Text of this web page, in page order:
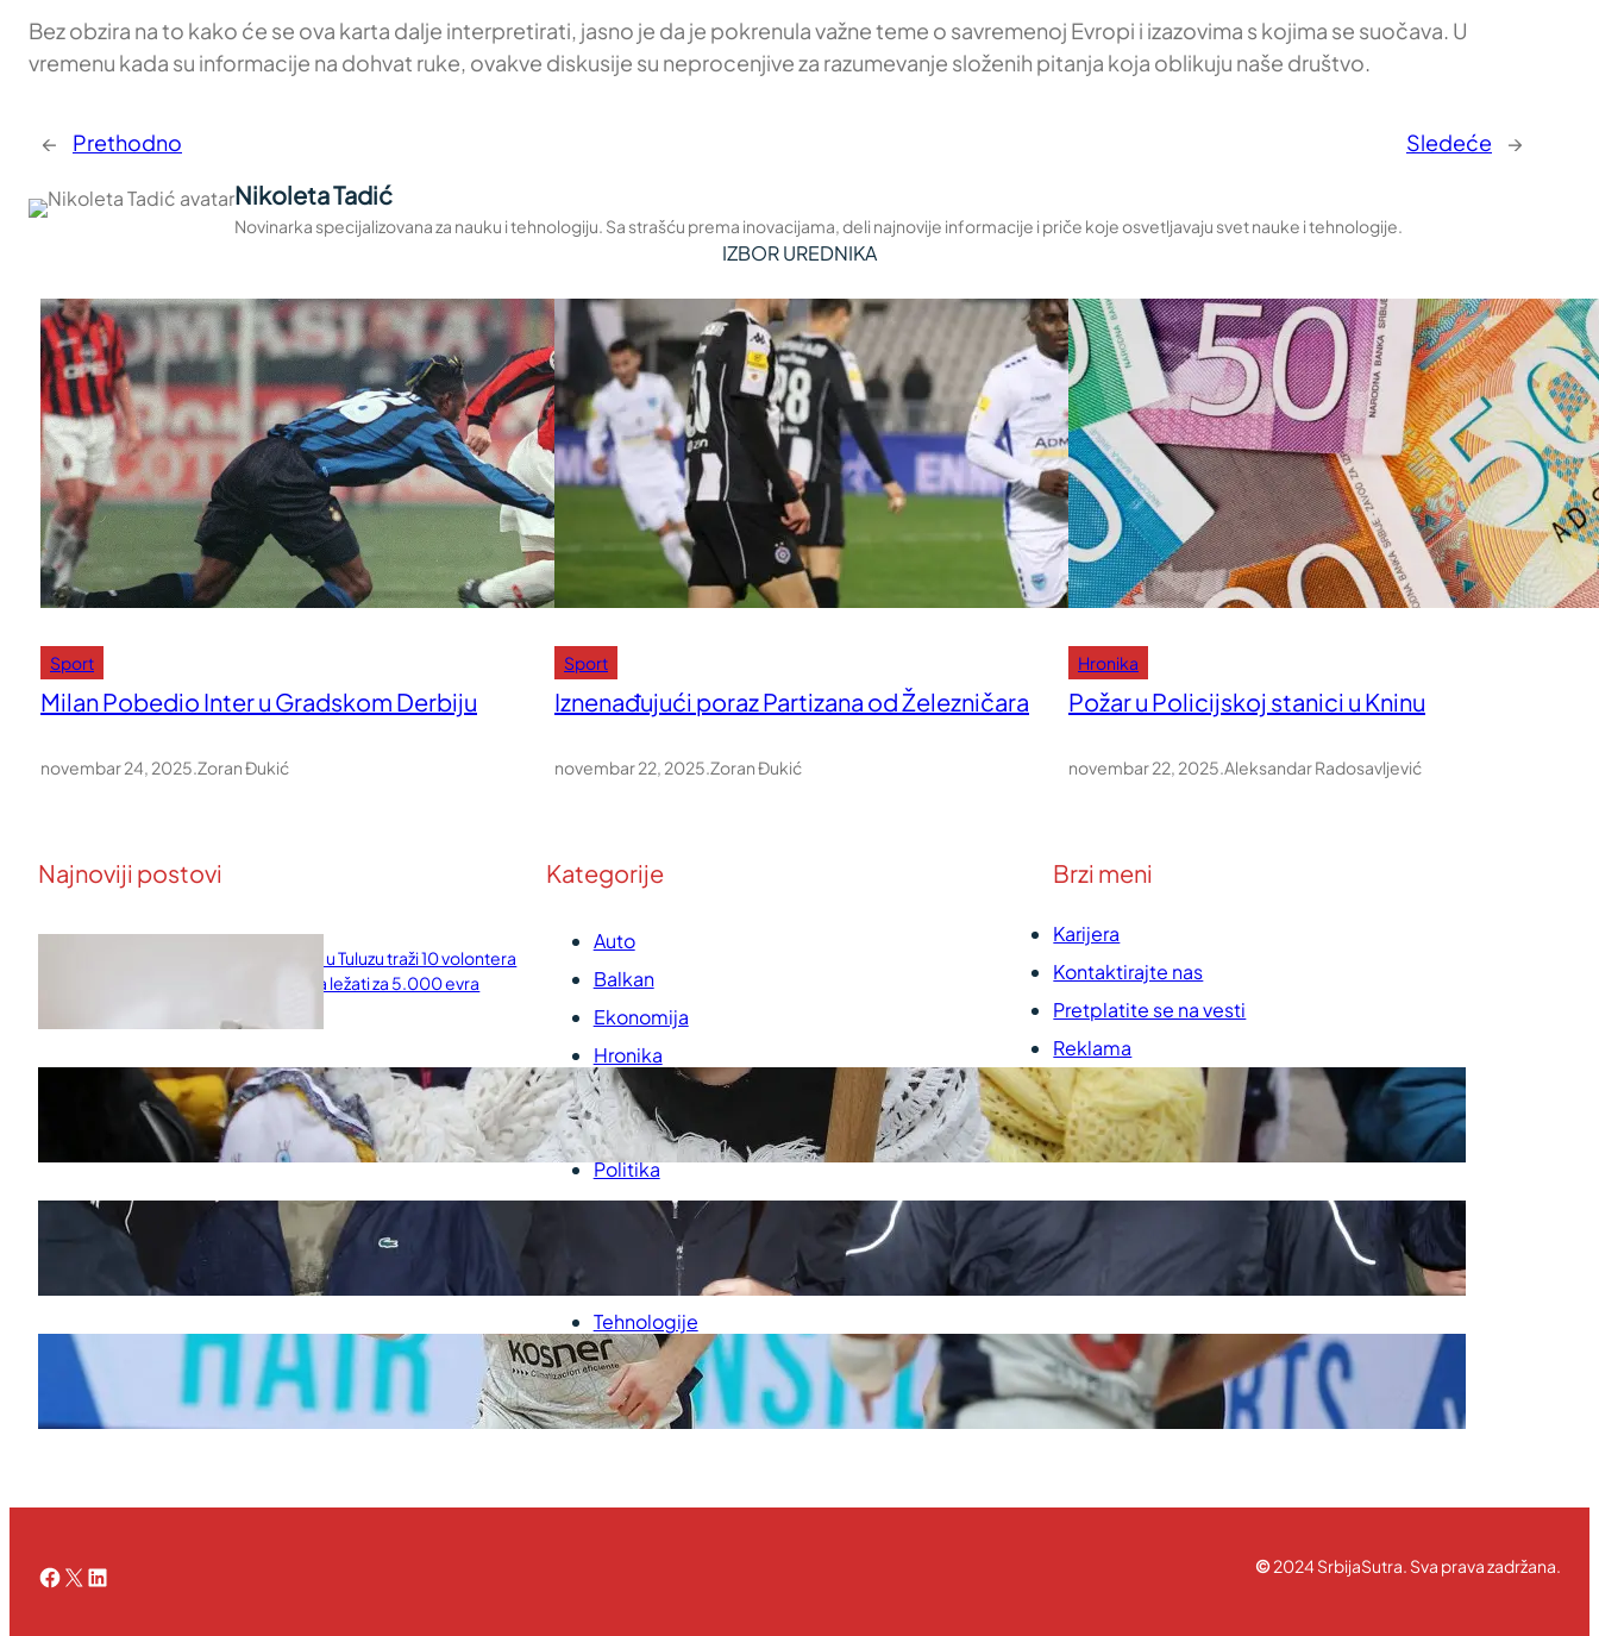
Bez obzira na to kako će se ova karta dalje interpretirati, jasno je da je pokrenula važne teme o savremenoj Evropi i izazovima s kojima se suočava. U
vremenu kada su informacije na dohvat ruke, ovakve diskusije su neprocenjive za razumevanje složenih pitanja koja oblikuju naše društvo.
← Prethodno Sledeće →
Nikoleta Tadić
Novinarka specijalizovana za nauku i tehnologiju. Sa strašću prema inovacijama, deli najnovije informacije i priče koje osvetljavaju svet nauke i tehnologije.
IZBOR UREDNIKA
Sport
Milan Pobedio Inter u Gradskom Derbiju
novembar 24, 2025 Zoran Đukić
Sport
Iznenađujući poraz Partizana od Železničara
novembar 22, 2025 Zoran Đukić
Hronika
Požar u Policijskoj stanici u Kninu
novembar 22, 2025 Aleksandar Radosavljević
Najnoviji postovi
Naučni institut u Tuluzu traži 10 volontera
koji će 10 dana ležati za 5.000 evra
Saveti za Zdrav Božićni Post 2025
novembar 28, 2025
Doček legende Željka Obradovića
novembar 27, 2025
Ognjen Jaramaz u Cedevita Olimpiji, dok
Partizan doživljava promene
novembar 27, 2025
Kategorije
Auto
Balkan
Ekonomija
Hronika
Kultura
Medicina
Politika
Sport
Tehnologije
Brzi meni
Karijera
Kontaktirajte nas
Pretplatite se na vesti
Reklama
Urednička politika
Pravila korišćenja
Facebook
X LinkedIn ©2024 SrbijaSutra. Sva prava zadržana.